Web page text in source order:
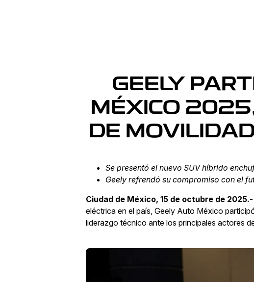
GEELY
MÉXICO
DE
Se presentó el nuevo SUV híbrido
Geely refrendó su compromiso con el
Ciudad de México, 15 de octubre de 2025.-
eléctrica en el país, Geely Auto México
liderazgo técnico ante los principales actores